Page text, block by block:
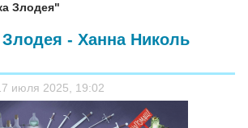
Злодея"
Злодея - Ханна Николь
июля 2025, 19:02